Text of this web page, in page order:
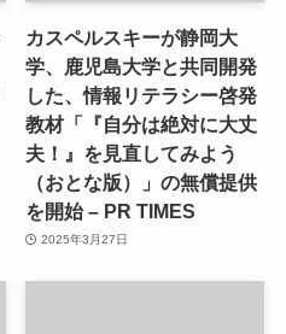
カスペルスキーが静岡大
学、鹿児島大学と共同開発
した、情報リテラシー啓発
教材「『自分は絶対に大丈
夫！』を見直してみよう
（おとな版）」の無償提供
を開始 – PR TIMES
2025年3月27日